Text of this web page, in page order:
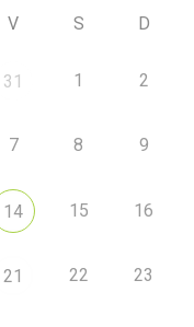
V S D
31 1 2
7 8 9
14 15 16
21 22 23